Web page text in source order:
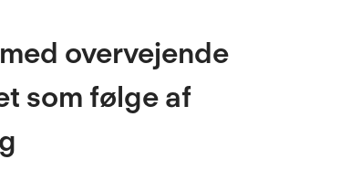
overvejende
som følge af